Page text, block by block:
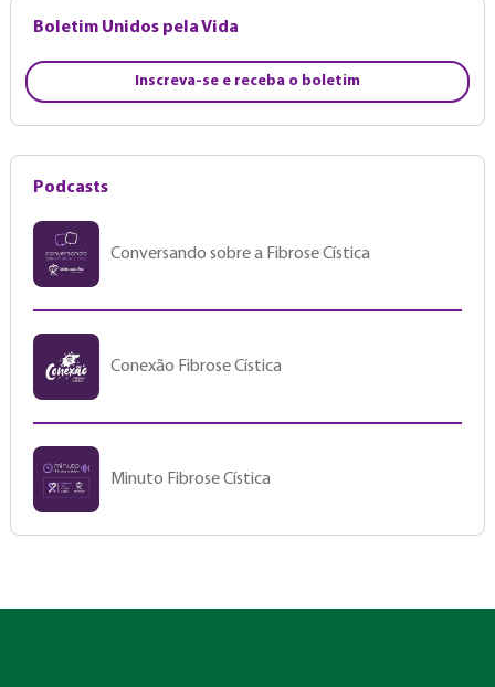
Boletim Unidos pela Vida
Inscreva-se e receba o boletim
Podcasts
Conversando sobre a Fibrose Cística
Conexão Fibrose Cística
Minuto Fibrose Cística